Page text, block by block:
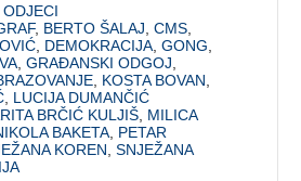
ODJECI
, BERTO ŠALAJ ,CMS
DEMOKRACIJA ,GONG
,GRAĐANSKI ODGOJ
KOSTA BOVAN
LUCIJA DUMANČIĆ
BRČIĆ KULJIŠ MILICA
BAKETA PETAR
KOREN ,SNJEŽANA